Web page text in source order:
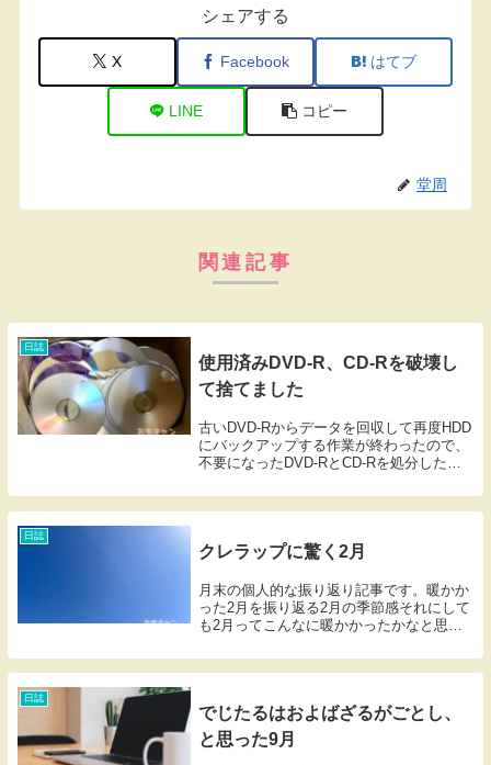
シェアする
X Facebook はてブ
LINE コピー
堂周
関連記事
日誌
使用済みDVD-R、CD-Rを破壊し
て捨てました
古いDVD-Rからデータを回収して再度HDD
にバックアップする作業が終わったので、
不要になったDVD-RとCD-Rを処分した。
思って検索もしてみたのだけど、装飾品の
素材にできそうなくらいで実用的なもの
日誌
クレラップに驚く2月
月末の個人的な振り返り記事です。暖かか
った2月を振り返る2月の季節感それにして
も2月ってこんなに暖かかったかなと思う
比べて雨の日も少なかったので、プロ野球
球団のキャンプも、今年は順調に屋外メニ
日誌
でじたるはおよばざるがごとし、
と思った9月